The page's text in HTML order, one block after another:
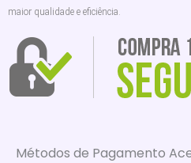
maior qualidade e eficiência.
Métodos de Pagamento